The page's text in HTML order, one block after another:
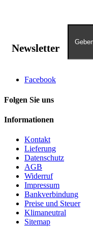
Newsletter
Facebook
Folgen Sie uns
Informationen
Kontakt
Lieferung
Datenschutz
AGB
Widerruf
Impressum
Bankverbindung
Preise und Steuer
Klimaneutral
Sitemap